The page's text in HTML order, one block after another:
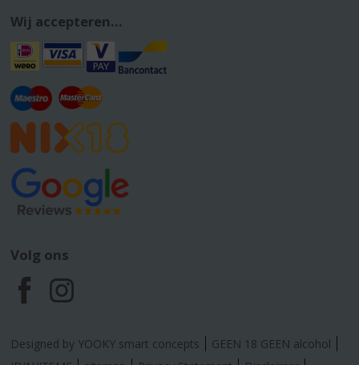
Wij accepteren...
Volg ons
F
a
I
n
Designed by YOOKY smart concepts
GEEN 18 GEEN alcohol